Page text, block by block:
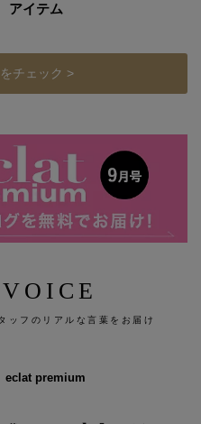
アイテム
チェック >
フのリアルな言葉をお届け
eclat premium